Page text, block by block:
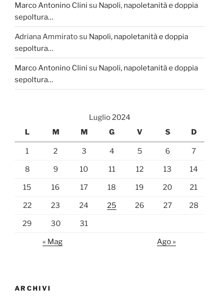
Marco Antonino Clini su Napoli, napoletanità e doppia
sepoltura…
Adriana Ammiratosu Napoli, napoletanità e doppia
sepoltura…
Marco Antonino Clini su Napoli, napoletanità e doppia
sepoltura…
Luglio 2024
L
M M G V S D
1 2 3 4 5 6 7
8 9 10 11 12 13 14
15 16 17 18 19 20 21
22 23 24 25 26 27 28
29 30 31
« Mag Ago »
ARCHIVI